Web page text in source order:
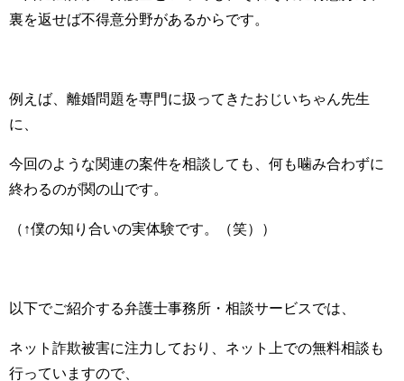
裏を返せば不得意分野があるからです。
例えば、離婚問題を専門に扱ってきたおじいちゃん先生
に、
今回のような関連の案件を相談しても、 何も噛み合わずに
終わるのが関の山です。
（↑僕の知り合いの実体験です。（笑））
以下でご紹介する弁護士事務所・相談サービスでは、
ネット詐欺被害に注力しており、ネット上での無料相談も
行っていますので、